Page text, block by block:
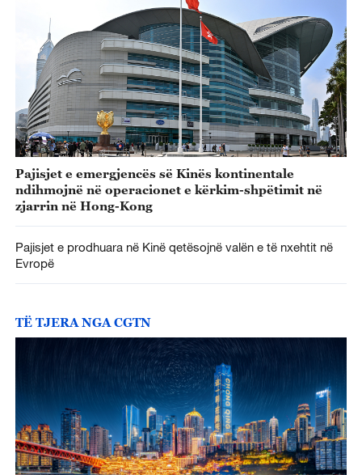
Pajisjet e emergjencës së Kinës kontinentale
ndihmojnë në operacionet e kërkim-shpëtimit në
zjarrin në Hong-Kong
Pajisjet e prodhuara në Kinë qetësojnë valën e të nxehtit në
Evropë
TË TJERA NGA CGTN